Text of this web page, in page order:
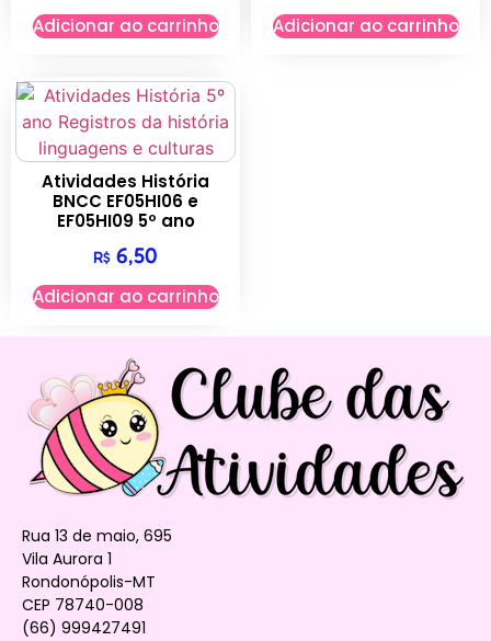
Adicionar ao carrinho Adicionar ao carrinho
Atividades História
BNCC EF05HI06 e
EF05HI09 5º ano
R$ 6,50
Adicionar ao carrinho
Rua 13 de maio, 695
Vila Aurora 1
Rondonópolis-MT
CEP 78740-008
(66) 999427491